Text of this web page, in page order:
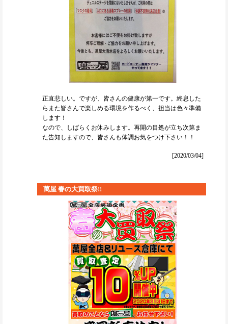
正直悲しい。ですが、皆さんの健康が第一です。終息した
らまた皆さんで楽しめる環境を作るべく、担当は色々準備
します！
なので、しばらくお休みします。再開の目処が立ち次第ま
た告知しますので、皆さんも体調お気をつけ下さい！！
[2020/03/04]
萬屋 春の大買取祭!!